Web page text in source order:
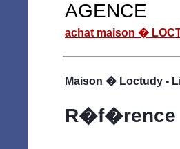
AGENCE
achat maison �
Maison � Loctudy -
R�f�rence